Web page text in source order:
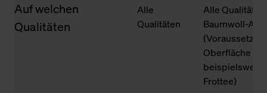
Auf welchen
Qualitäten
Alle
Qualitäten
Alle
Baumwoll-
Oberfläche
Frottee)